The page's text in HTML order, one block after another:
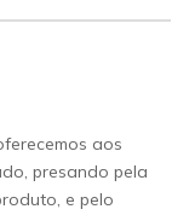
aos
presando pela
e pelo